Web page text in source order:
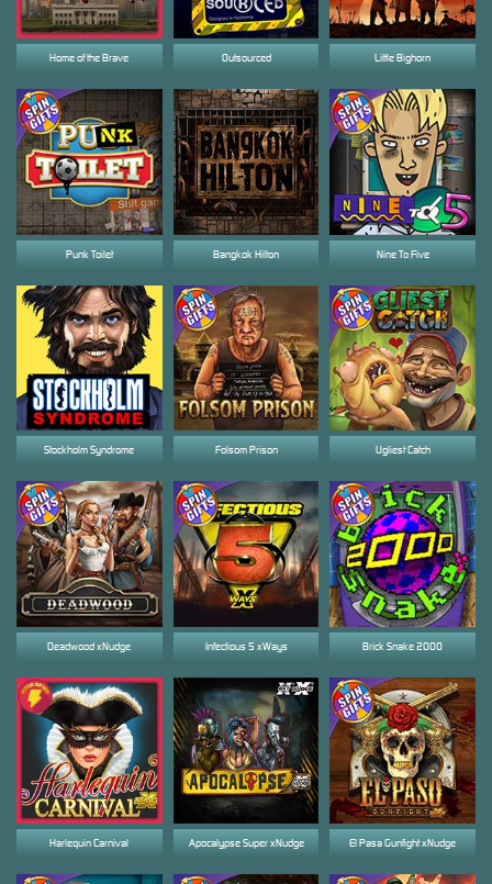
Home of the Brave
Stockholm Syndrome
Apocalypse Super xNudge
Outsourced
Bangkok Hilton
Folsom Prison
Nine To Five
El Pasa Gunfight xNudge
Brick Snake 2000
Little Bighorn
Punk Toilet
Deadwood xNudge Infectious 5 xWays
Harlequin Carnival
Ugliest Catch